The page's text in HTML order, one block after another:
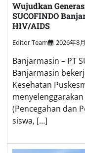
Wujudkan
SUCOFINDO
HIV/AIDS
Editor Team 2026年8
Banjarmasin – PT
Banjarmasin
Kesehatan
(Pencegahan dan
siswa, […]